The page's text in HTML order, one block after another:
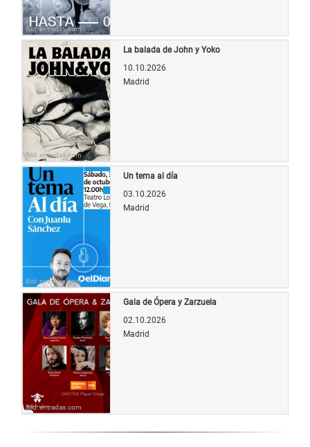
Bild: entradas.com
Bild: entradas.com
La balada de John y Yoko
10.10.2026
Madrid
Bild: entradas.com
Un tema al día
03.10.2026
Madrid
Bild: entradas.com
Gala de Ópera y Zarzuela
02.10.2026
Madrid